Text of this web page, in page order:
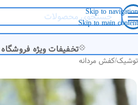
Skip to navigation
Skip to main content
💠تخفیفات ویژه فروشگاه
توشیک/کفش مردانه